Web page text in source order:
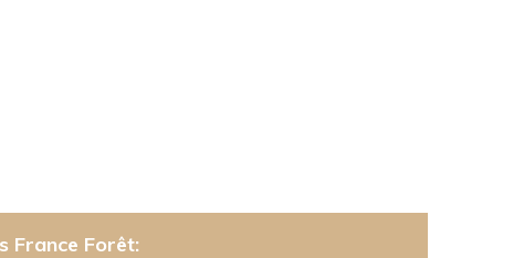
France Forêt: